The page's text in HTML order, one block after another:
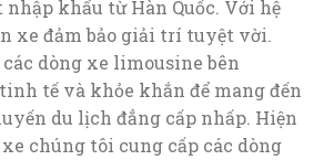
khẩu từ Hàn Quốc. Với hệ
xe đảm bảo giải trí tuyệt vời.
các dòng xe limousine bên
tế và khỏe khắn để mang đến
du lịch đẳng cấp nhấp. Hiện
chúng tôi cung cấp các dòng